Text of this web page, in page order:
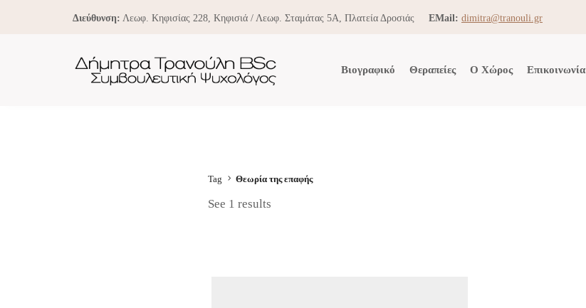
Διεύθυνση: Λεωφ. Κηφισίας 228, Κηφισιά / Λεωφ. Σταμάτας 5Α, Πλατεία Δροσιάς EMail: dimitra@tranouli.gr
Βιογραφικό Θεραπείες Ο Χώρος Επικοινωνία
Tag Θεωρία της επαφής
See 1 results